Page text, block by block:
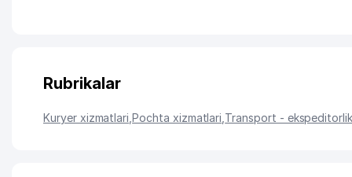
Rubrikalar
Kuryer xizmatlari ,Pochta xizmatlari Transport -